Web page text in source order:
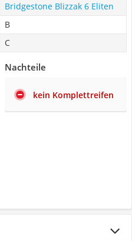
Bridgestone Blizzak 6 Eliten
B
C
Nachteile
kein Komplettreifen